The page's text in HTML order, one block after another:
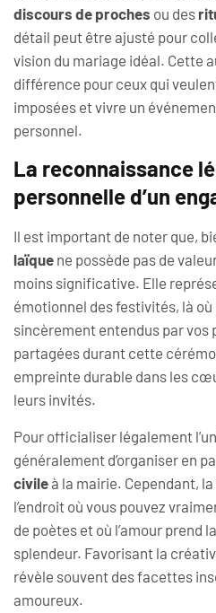
discours de proches ou des
détail peut être ajusté pour
vision du mariage idéal. Cette
différence pour ceux qui
imposées et vivre un
personnel.
La reconnaissance
personnelle d’un
Il est important de noter que,
laïque ne possède pas de
moins significative. Elle
émotionnel des festivités, là
sincèrement entendus par vos
partagées durant cette
empreinte durable dans les
leurs invités.
Pour officialiser légalement
généralement d’organiser en
civileà la mairie. Cependant,
l’endroit où vous pouvez
de poètes et où l’amour prend
splendeur. Favorisant la
révèle souvent des facettes
amoureux.